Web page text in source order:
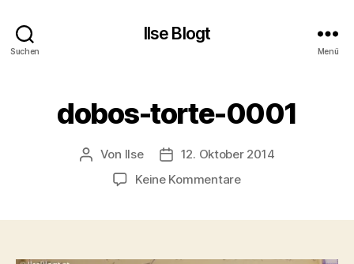
Suchen
Ilse Blogt
Menü
dobos-torte-0001
Beitragsautor
Von Ilse Beitragsdatum
12. Oktober 2014
Keine Kommentarezu